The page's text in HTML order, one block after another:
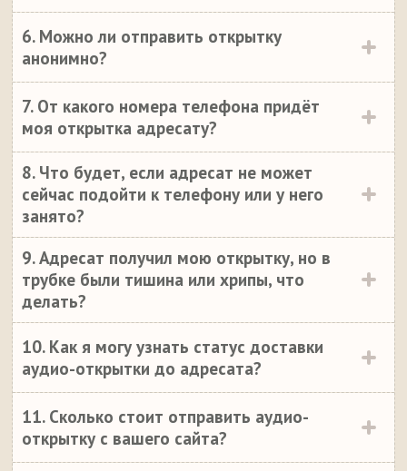
6. Можно ли отправить открытку
анонимно?
7. От какого номера телефона придёт
моя открытка адресату?
8. Что будет, если адресат не может
сейчас подойти к телефону или у него
занято?
9. Адресат получил мою открытку, но в
трубке были тишина или хрипы, что
делать?
10. Как я могу узнать статус доставки
аудио-открытки до адресата?
11. Сколько стоит отправить аудио-
открытку с вашего сайта?